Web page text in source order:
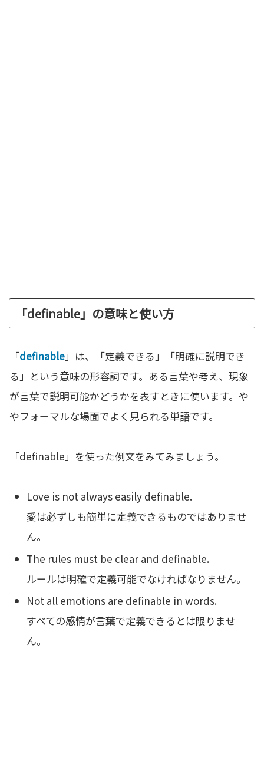
「definable」の意味と使い方
「definable」は、「定義できる」「明確に説明でき
る」という意味の形容詞です。ある言葉や考え、現象
が言葉で説明可能かどうかを表すときに使います。や
やフォーマルな場面でよく見られる単語です。
「definable」を使った例文をみてみましょう。
Love is not always easily definable.
愛は必ずしも簡単に定義できるものではありませ
ん。
The rules must be clear and definable.
ルールは明確で定義可能でなければなりません。
Not all emotions are definable in words.
すべての感情が言葉で定義できるとは限りませ
ん。